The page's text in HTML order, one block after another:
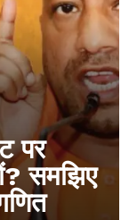
पर
समझिए